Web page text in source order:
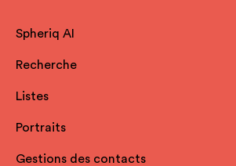
Spheriq AI
Recherche
Listes
Portraits
Gestions des contacts